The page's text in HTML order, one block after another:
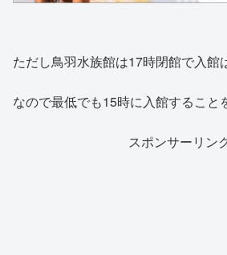
ただし鳥羽水族館は17時閉館で入館
なので最低でも15時に入館すること
スポンサーリン